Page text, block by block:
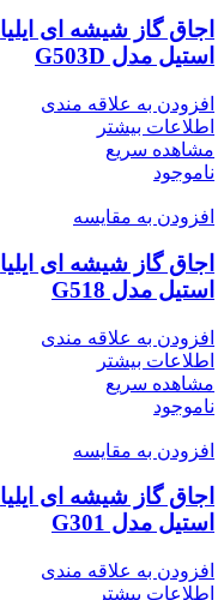
اجاق گاز شیشه ای ایلیا
استیل مدل G503D
افزودن به علاقه مندی
اطلاعات بیشتر
مشاهده سریع
ناموجود
افزودن به مقایسه
اجاق گاز شیشه ای ایلیا
استیل مدل G518
افزودن به علاقه مندی
اطلاعات بیشتر
مشاهده سریع
ناموجود
افزودن به مقایسه
اجاق گاز شیشه ای ایلیا
استیل مدل G301
افزودن به علاقه مندی
اطلاعات بیشتر